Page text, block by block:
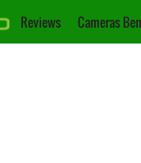
Reviews Cameras